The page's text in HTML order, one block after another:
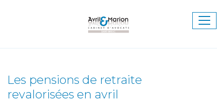
Les pensions de retraite
revalorisées en avril